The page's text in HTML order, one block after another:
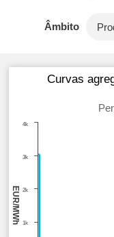
Âmbito
EUR/MWh
Curvas
1k
2k
3k
4k